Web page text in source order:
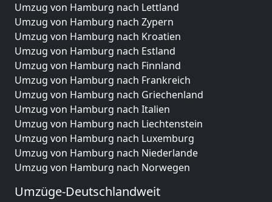
Umzug von Hamburg nach Lettland
Umzug von Hamburg nach Zypern
Umzug von Hamburg nach Kroatien
Umzug von Hamburg nach Estland
Umzug von Hamburg nach Finnland
Umzug von Hamburg nach Frankreich
Umzug von Hamburg nach Griechenland
Umzug von Hamburg nach Italien
Umzug von Hamburg nach Liechtenstein
Umzug von Hamburg nach Luxemburg
Umzug von Hamburg nach Niederlande
Umzug von Hamburg nach Norwegen
Umzüge-Deutschlandweit